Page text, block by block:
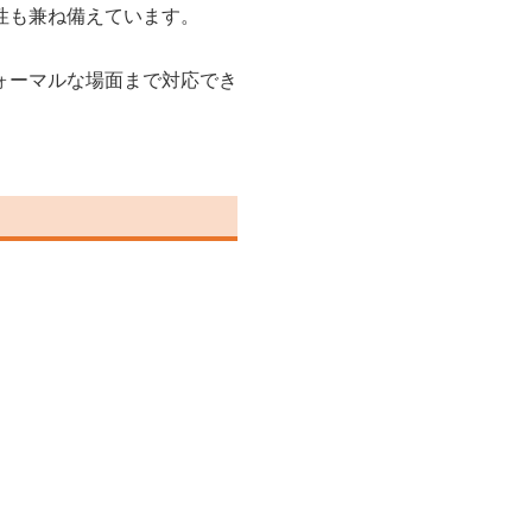
兼ね備えています。
マルな場面まで対応でき